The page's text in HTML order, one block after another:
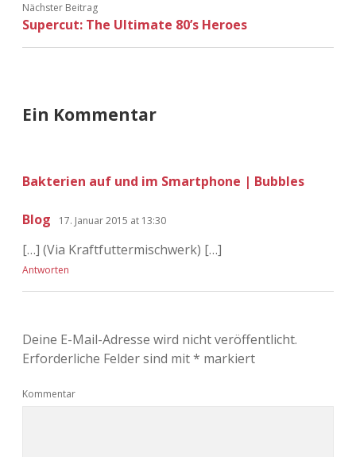
Nächster Beitrag
Supercut: The Ultimate 80’s Heroes
Ein Kommentar
Bakterien auf und im Smartphone | Bubbles
Blog 17. Januar 2015 at 13:30
[…] (Via Kraftfuttermischwerk) […]
Antworten
Deine E-Mail-Adresse wird nicht veröffentlicht.
Erforderliche Felder sind mit* markiert
Kommentar